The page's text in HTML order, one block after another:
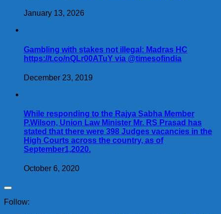
January 13, 2026
Gambling with stakes not illegal: Madras HC
https://t.co/nQLr00ATuY via @timesofindia
December 23, 2019
While responding to the Rajya Sabha Member
P.Wilson, Union Law Minister Mr. RS Prasad has
stated that there were 398 Judges vacancies in the
High Courts across the country, as of
September1,2020.
October 6, 2020
Follow: